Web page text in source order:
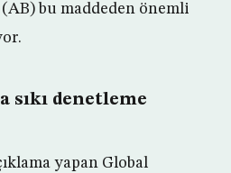
bu maddeden önemli
sıkı denetleme
yapan Global